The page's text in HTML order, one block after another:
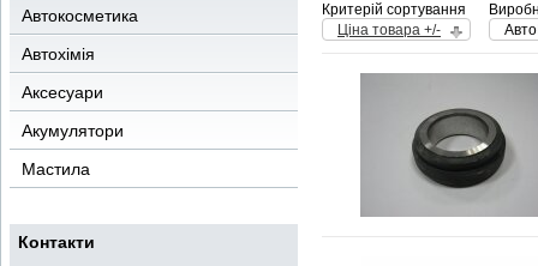
Автокосметика
Автохімія
Аксесуари
Акумулятори
Мастила
Контакти
Критерій сортування
Ціна товара +/-